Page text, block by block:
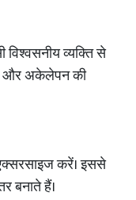
विश्वसनीय व्यक्ति से
और अकेलेपन की
करें। इससे
बनाते हैं।